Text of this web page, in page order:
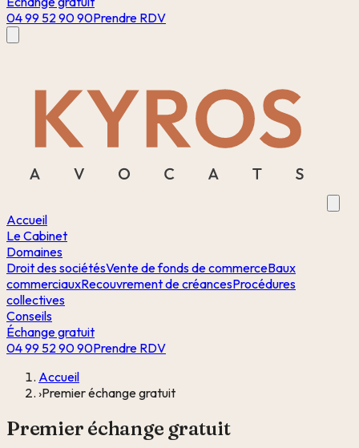
04 99 52 90 90Prendre RDV
Accueil
Le Cabinet
Domaines
Droit des sociétésVente de fonds de commerceBaux
commerciauxRecouvrement de créancesProcédures
collectives
Conseils
Échange gratuit
04 99 52 90 90Prendre RDV
Accueil
›Premier échange gratuit
Premier échange gratuit